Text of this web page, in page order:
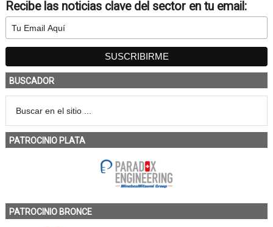
Recibe las noticias clave del sector en tu email:
BUSCADOR
PATROCINIO PLATA
PATROCINIO BRONCE